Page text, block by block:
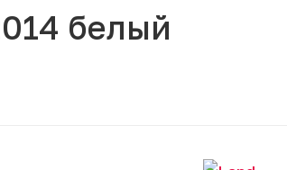
белый